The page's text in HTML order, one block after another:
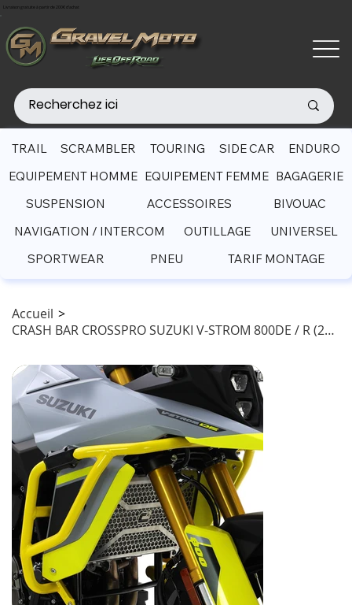
Livraison gratuite à partir de 200€ d'achat
Accueil >
CRASH BAR CROSSPRO SUZUKI V-STROM 800DE / R (2023- )
TRAIL SCRAMBLER TOURING SIDE CAR
ENDURO
EQUIPEMENT HOMME EQUIPEMENT FEMME BAGAGERIE
SUSPENSION
ACCESSOIRES
BIVOUAC
NAVIGATION / INTERCOM
OUTILLAGE
UNIVERSEL
SPORTWEAR
PNEU TARIF MONTAGE